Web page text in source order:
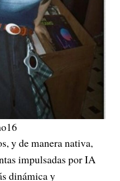
y de manera nativa,
impulsadas por IA
dinámica y